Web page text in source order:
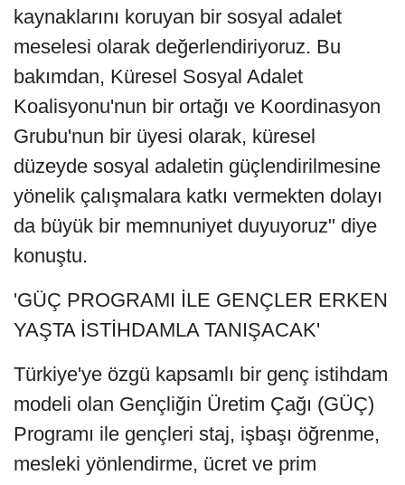
kaynaklarını koruyan bir sosyal adalet
meselesi olarak değerlendiriyoruz. Bu
bakımdan, Küresel Sosyal Adalet
Koalisyonu'nun bir ortağı ve Koordinasyon
Grubu'nun bir üyesi olarak, küresel
düzeyde sosyal adaletin güçlendirilmesine
yönelik çalışmalara katkı vermekten dolayı
da büyük bir memnuniyet duyuyoruz" diye
konuştu.
'GÜÇ PROGRAMI İLE GENÇLER ERKEN
YAŞTA İSTİHDAMLA TANIŞACAK'
Türkiye'ye özgü kapsamlı bir genç istihdam
modeli olan Gençliğin Üretim Çağı (GÜÇ)
Programı ile gençleri staj, işbaşı öğrenme,
mesleki yönlendirme, ücret ve prim